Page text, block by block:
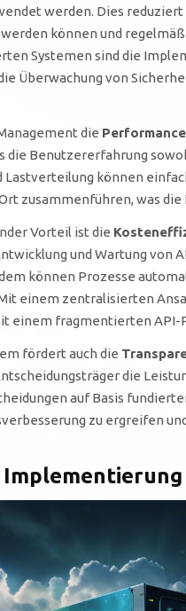
werden. Dies
können und
Systemen sind die
Überwachung von
die Performance
Benutzererfahrung
Lastverteilung können
zusammenführen, was
Vorteil ist die
und Wartung von
können Prozesse
einem zentralisierten
einem fragmentierten
fördert auch die
die
auf Basis
zu ergreifen